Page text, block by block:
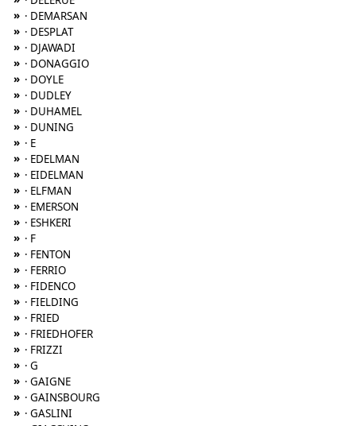
» · DEMARSAN
» · DESPLAT
» · DJAWADI
» · DONAGGIO
» · DOYLE
» · DUDLEY
» · DUHAMEL
» · DUNING
» · E
» · EDELMAN
» · EIDELMAN
» · ELFMAN
» · EMERSON
» · ESHKERI
» · F
» · FENTON
» · FERRIO
» · FIDENCO
» · FIELDING
» · FRIED
» · FRIEDHOFER
» · FRIZZI
» · G
» · GAIGNE
» · GAINSBOURG
» · GASLINI